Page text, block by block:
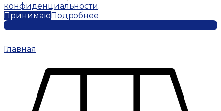
конфиденциальности.
ПринимаюПодробнее
Главная